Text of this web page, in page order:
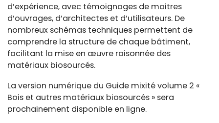
d’expérience, avec témoignages de maitres
d’ouvrages, d’architectes et d’utilisateurs. De
nombreux schémas techniques permettent de
comprendre la structure de chaque bâtiment,
facilitant la mise en œuvre raisonnée des
matériaux biosourcés.
La version numérique du Guide mixité volume 2 «
Bois et autres matériaux biosourcés » sera
prochainement disponible en ligne.